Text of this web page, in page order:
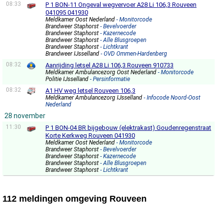
08:33
P 1 BON-11 Ongeval wegvervoer A28 Li 106,3 Rouveen
041095 041930
Meldkamer Oost Nederland - Monitorcode
Brandweer Staphorst - Bevelvoerder
Brandweer Staphorst - Kazernecode
Brandweer Staphorst - Alle Blusgroepen
Brandweer Staphorst - Lichtkrant
Brandweer IJsselland - OVD Ommen-Hardenberg
08:32
Aanrijding letsel A28 Li 106,3 Rouveen 910733
Meldkamer Ambulancezorg Oost Nederland - Monitorcode
Politie IJsselland - Persinformatie
08:32
A1 HV weg letsel Rouveen 106,3
Meldkamer Ambulancezorg IJsselland - Infocode Noord-Oost
Nederland
28 november
11:30
P 1 BON-04 BR bijgebouw (elektrakast) Goudenregenstraat
Korte Kerkweg Rouveen 041930
Meldkamer Oost Nederland - Monitorcode
Brandweer Staphorst - Bevelvoerder
Brandweer Staphorst - Kazernecode
Brandweer Staphorst - Alle Blusgroepen
Brandweer Staphorst - Lichtkrant
112 meldingen omgeving Rouveen